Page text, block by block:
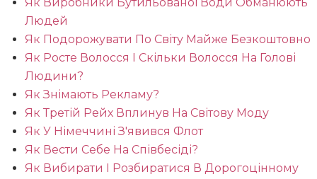
Людей
Як Подорожувати По Світу Майже Безкоштовно
Як Росте Волосся І Скільки Волосся На Голові
Людини?
Як Знімають Рекламу?
Як Третій Рейх Вплинув На Світову Моду
Як У Німеччині З'явився Флот
Як Вести Себе На Співбесіді?
Як Вибирати І Розбиратися В Дорогоцінному